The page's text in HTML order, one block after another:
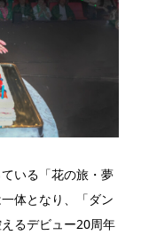
いる「花の旅・夢
体となり、「ダン
るデビュー20周年